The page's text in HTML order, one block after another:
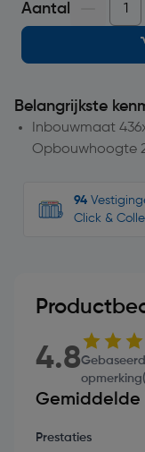
Aantal
Belangrijkste
Inbouwmaat
Opbouwhoogte
94
Click &
4.8
Prestaties